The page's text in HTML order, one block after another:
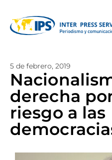
5 de febrero, 2019
derecha
riesgo a las